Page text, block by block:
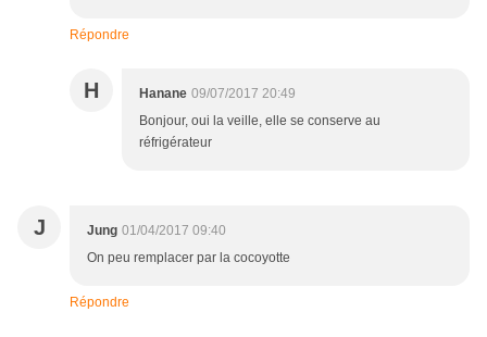
Répondre
H Hanane 09/07/2017 20:49
Bonjour, oui la veille, elle se conserve au
réfrigérateur
J Jung 01/04/2017 09:40
On peu remplacer par la cocoyotte
Répondre